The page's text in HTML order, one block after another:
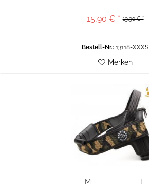
19,90 € *
15,90 € *
Bestell-Nr.: 13118-XXXS
Merken
M